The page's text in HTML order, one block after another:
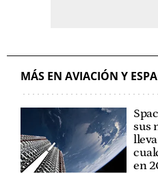
MÁS EN AVIACIÓN Y
sus
en